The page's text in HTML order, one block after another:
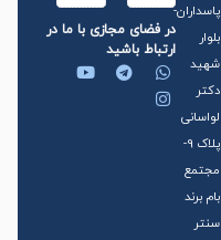
پاسداران-
بلوار
شهید
دکتر
لواسانی
پلاک 9-
مجتمع
بام برند
سنتر
در فضای مجازی با ما در
ارتباط باشید